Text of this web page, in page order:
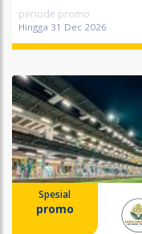
periode promo
Hingga 31 Dec 2026
Spesial
promo